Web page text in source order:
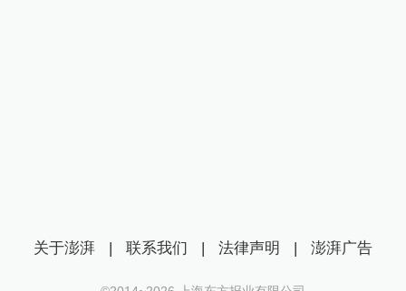
关于澎湃 | 联系我们 | 法律声明 | 澎湃广告